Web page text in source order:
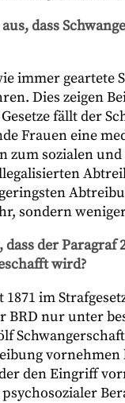
dass
immer geartete
Dies zeigen
fällt der
Frauen eine
zum sozialen
sondern
der Paragraf
wird?
1871 im
BRD nur unter
den Eingriff